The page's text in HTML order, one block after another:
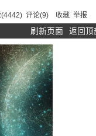
(4442) 评论(9) 收藏 举报
刷新页面 返回顶